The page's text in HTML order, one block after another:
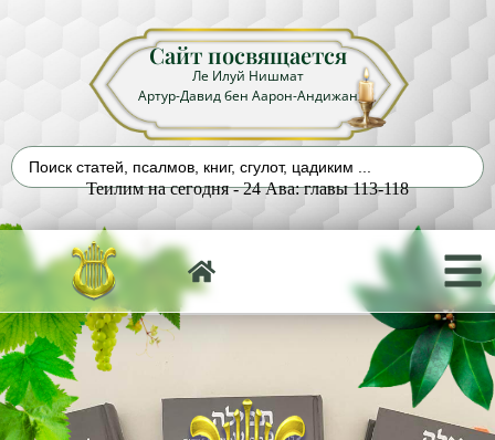
Сайт посвящается
Ле Илуй Нишмат
Артур-Давид бен Аарон-Андижан
Теилим на сегодня - 24 Ава: главы 113-118